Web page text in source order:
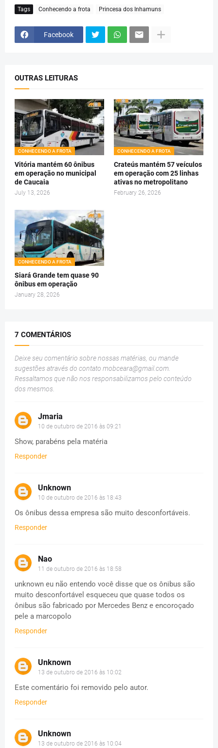
Tags Conhecendo a frota Princesa dos Inhamuns
Facebook
OUTRAS LEITURAS
CONHECENDO A FROTA
Vitória mantém 60 ônibus
em operação no municipal
de Caucaia
July 13, 2026
CONHECENDO A FROTA
Crateús mantém 57 veículos
em operação com 25 linhas
ativas no metropolitano
February 26, 2026
CONHECENDO A FROTA
Siará Grande tem quase 90
ônibus em operação
January 28, 2026
7 COMENTÁRIOS
Deixe seu comentário sobre nossas matérias, ou mande
sugestões através do contato mobceara@gmail.com.
Ressaltamos que não nos responsabilizamos pelo conteúdo
dos mesmos.
Jmaria
10 de outubro de 2016 às 09:21
Show, parabéns pela matéria
Responder
Unknown
10 de outubro de 2016 às 18:43
Os ônibus dessa empresa são muito desconfortáveis.
Responder
Nao
11 de outubro de 2016 às 18:58
unknown eu não entendo você disse que os ônibus são
muito desconfortável esqueceu que quase todos os
ônibus são fabricado por Mercedes Benz e encoroçado
pele a marcopolo
Responder
Unknown
13 de outubro de 2016 às 10:02
Este comentário foi removido pelo autor.
Responder
Unknown
13 de outubro de 2016 às 10:04